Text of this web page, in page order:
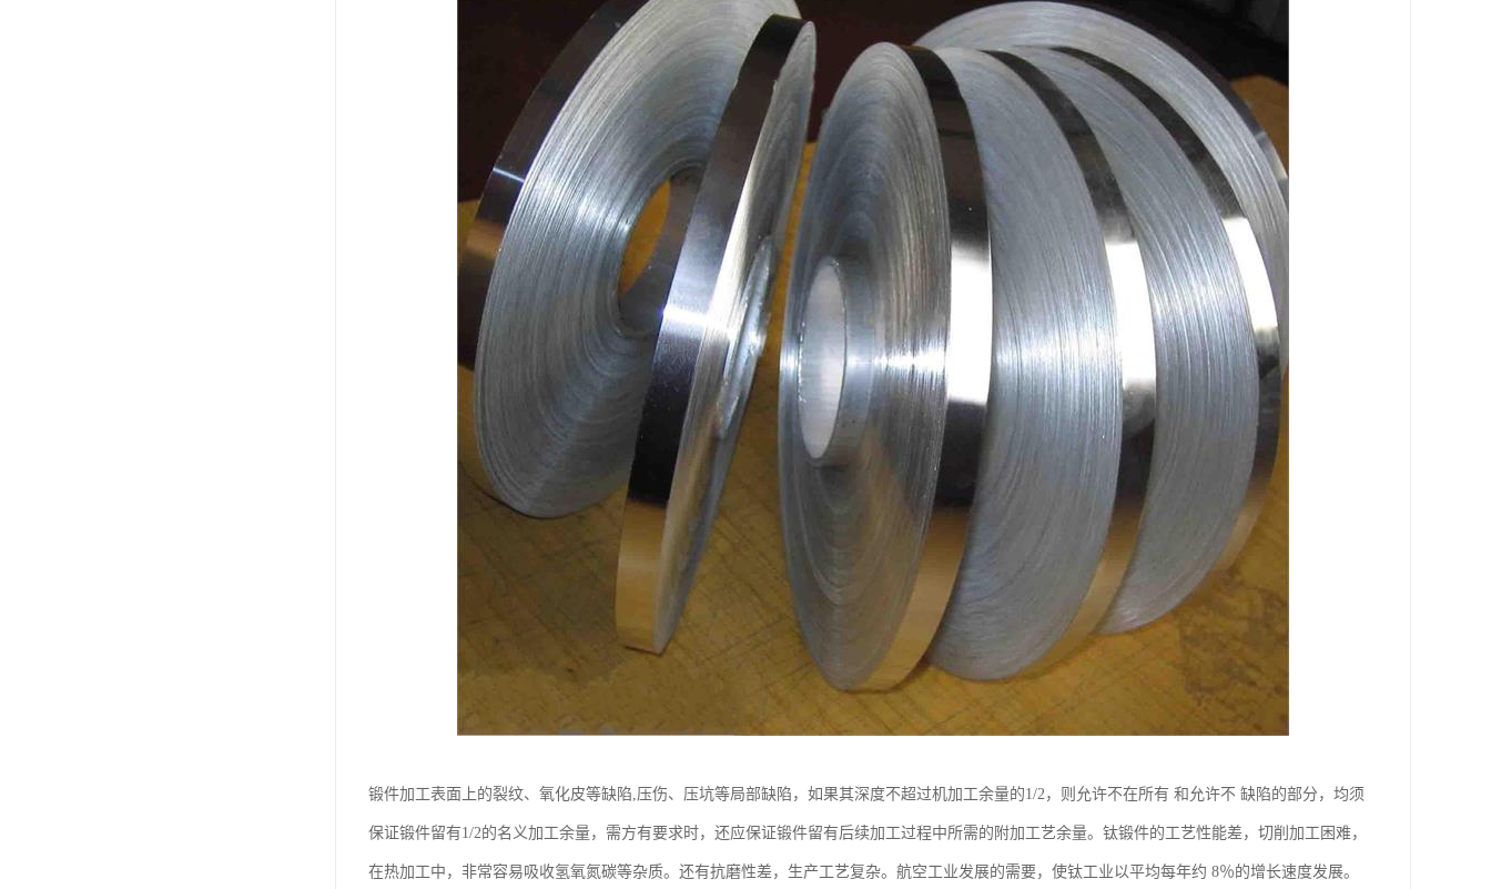
锻件加工表面上的裂纹、氧化皮等缺陷,压伤、压坑等局部缺陷，如果其深度不超过机加工余量的1/2，则允许不在所有 和允许不 缺陷的部分，均须
保证锻件留有1/2的名义加工余量，需方有要求时，还应保证锻件留有后续加工过程中所需的附加工艺余量。钛锻件的工艺性能差，切削加工困难，
在热加工中，非常容易吸收氢氧氮碳等杂质。还有抗磨性差，生产工艺复杂。航空工业发展的需要，使钛工业以平均每年约 8％的增长速度发展。